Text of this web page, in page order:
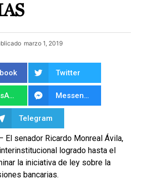
marzo 1, 2019
Twitter
WhatsApp Messenger
Telegram
El senador Ricardo Monreal Ávila,
logrado hasta el
la iniciativa de ley sobre la
bancarias.